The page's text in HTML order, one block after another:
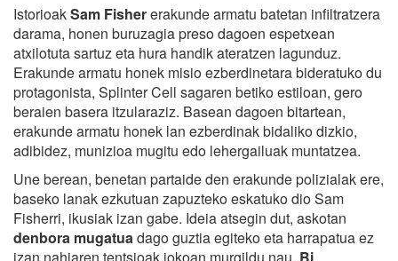
IstorioakSam Fishererakunde armatu batetan infiltratzera
darama, honen buruzagia preso dagoen espetxean
atxilotuta sartuz eta hura handik ateratzen lagunduz.
Erakunde armatu honek misio ezberdinetara bideratuko du
protagonista, Splinter Cell sagaren betiko estiloan, gero
beraien basera itzularaziz. Basean dagoen bitartean,
erakunde armatu honek lan ezberdinak bidaliko dizkio,
adibidez, munizioa mugitu edo lehergailuak muntatzea.
Une berean, benetan partaide den erakunde polizialak ere,
baseko lanak ezkutuan zapuzteko eskatuko dio Sam
Fisherri, ikusiak izan gabe. Ideia atsegin dut, askotan
denbora mugatuadago guztia egiteko eta harrapatua ez